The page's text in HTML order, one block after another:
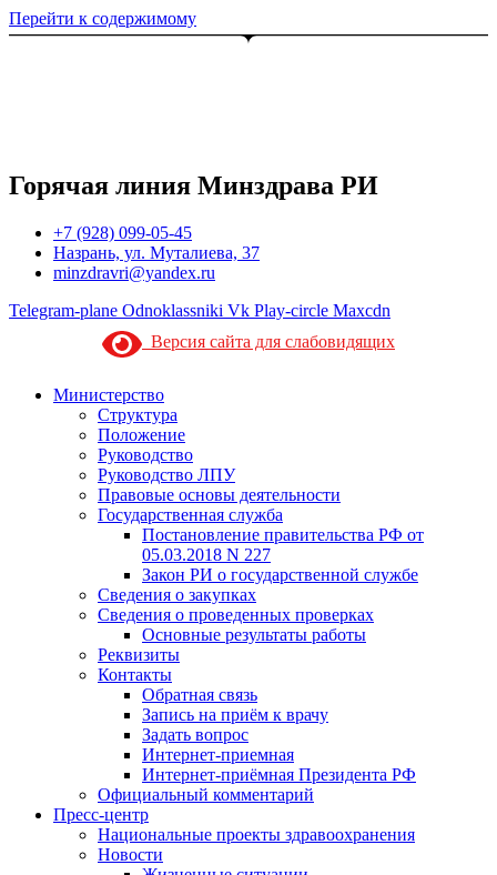
Перейти к содержимому
Горячая линия Минздрава РИ
+7 (928) 099-05-45
Назрань, ул. Муталиева, 37
minzdravri@yandex.ru
Telegram-plane Odnoklassniki Vk Play-circle Maxcdn
Версия сайта для слабовидящих
Министерство
Структура
Положение
Руководство
Руководство ЛПУ
Правовые основы деятельности
Государственная служба
Постановление правительства РФ от
05.03.2018 N 227
Закон РИ о государственной службе
Сведения о закупках
Сведения о проведенных проверках
Основные результаты работы
Реквизиты
Контакты
Обратная связь
Запись на приём к врачу
Задать вопрос
Интернет-приемная
Интернет-приёмная Президента РФ
Официальный комментарий
Пресс-центр
Национальные проекты здравоохранения
Новости